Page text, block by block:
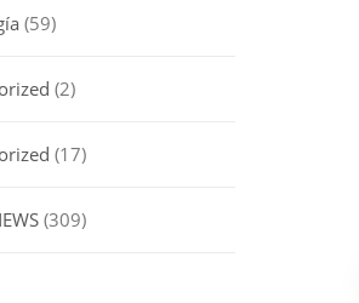
(59)
(2)
(17)
(309)